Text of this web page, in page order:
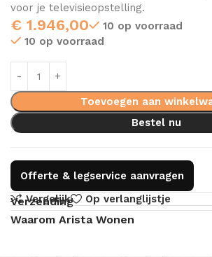
voor je televisieopstelling.
€ 1.946,00
10 op voorraad
10 op voorraad
Toevoegen aan
Bestel nu
Offerte & legservice aanvragen
Vergelijk
Op verlanglijstje
Verzending
Waarom Arista Wonen